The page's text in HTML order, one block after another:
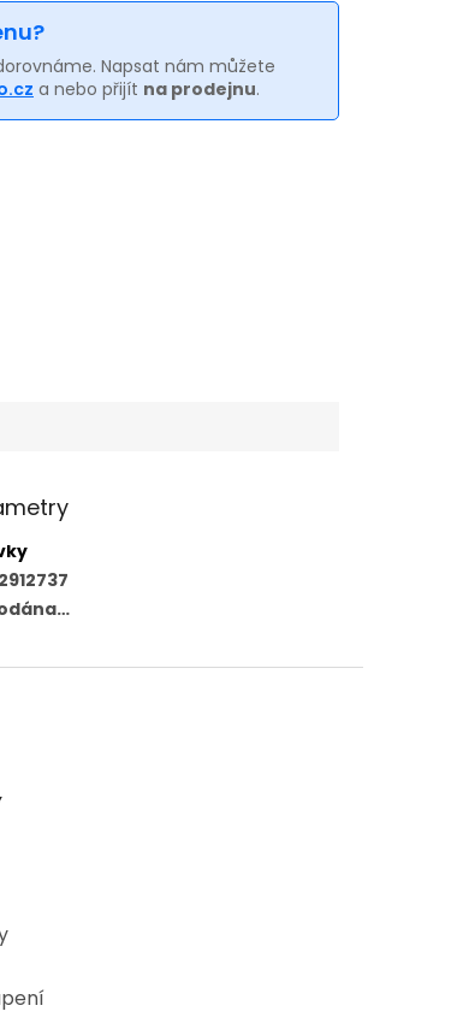
Napsat nám můžete
a nebo přijít na prodejnu.